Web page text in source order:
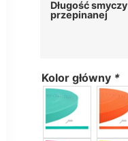
Długość smyczy
przepinanej
Kolor główny *